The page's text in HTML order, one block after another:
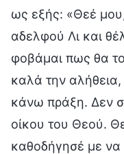
ως εξής: «Θεέ
αδελφού Λι και
φοβάμαι πως θα
καλά την
κάνω πράξη. Δεν
οίκου του Θεού.
καθοδήγησέ με να